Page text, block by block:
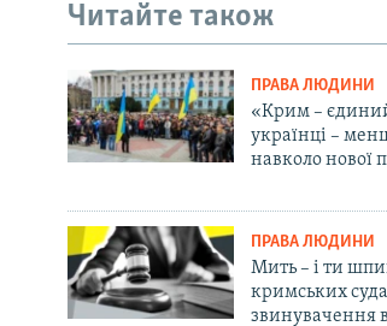
Читайте також
ПРАВА ЛЮДИНИ
«Крим –
українці –
навколо нової
ПРАВА ЛЮДИНИ
Мить – і ти
кримських
звинувачення